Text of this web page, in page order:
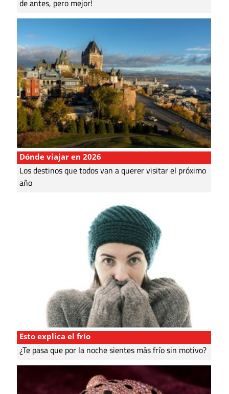
de antes, pero mejor!
Dónde viajar en 2026
Los destinos que todos van a querer visitar el próximo
año
Esto explica el frío
¿Te pasa que por la noche sientes más frío sin motivo?